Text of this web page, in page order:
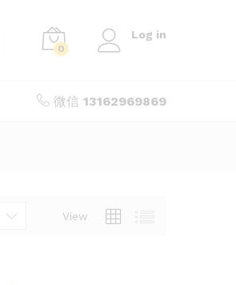
0
Log in
微信 13162969869
View